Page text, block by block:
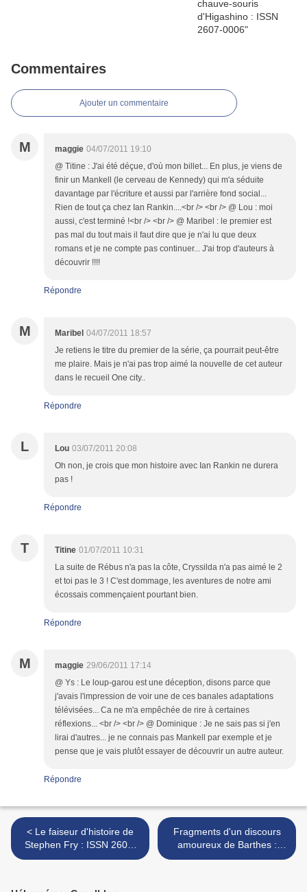
Commentaires
Ajouter un commentaire
M maggie 04/07/2011 19:10
@ Titine : J'ai été déçue, d'où mon billet... En plus, je viens de
finir un Mankell (le cerveau de Kennedy) qui m'a séduite
davantage par l'écriture et aussi par l'arrière fond social...
Rien de tout ça chez Ian Rankin....<br /> <br /> @ Lou : moi
aussi, c'est terminé !<br /> <br /> @ Maribel : le premier est
pas mal du tout mais il faut dire que je n'ai lu que deux
romans et je ne compte pas continuer... J'ai trop d'auteurs à
découvrir !!!!
Répondre
M Maribel 04/07/2011 18:57
Je retiens le titre du premier de la série, ça pourrait peut-être
me plaire. Mais je n'ai pas trop aimé la nouvelle de cet auteur
dans le recueil One city..
Répondre
L Lou 03/07/2011 20:08
Oh non, je crois que mon histoire avec Ian Rankin ne durera
pas !
Répondre
T Titine 01/07/2011 10:31
La suite de Rébus n'a pas la côte, Cryssilda n'a pas aimé le 2
et toi pas le 3 ! C'est dommage, les aventures de notre ami
écossais commençaient pourtant bien.
Répondre
M maggie 29/06/2011 17:14
@ Ys : Le loup-garou est une déception, disons parce que
j'avais l'impression de voir une de ces banales adaptations
télévisées... Ca ne m'a empêchée de rire à certaines
réflexions... <br /> <br /> @ Dominique : Je ne sais pas si j'en
lirai d'autres... je ne connais pas Mankell par exemple et je
pense que je vais plutôt essayer de découvrir un autre auteur.
Répondre
< Le faiseur d'histoire de
Stephen Fry : ISSN 2607-
0006
Fragments d'un discours
amoureux de Barthes :
ISSN 2607-0006 >